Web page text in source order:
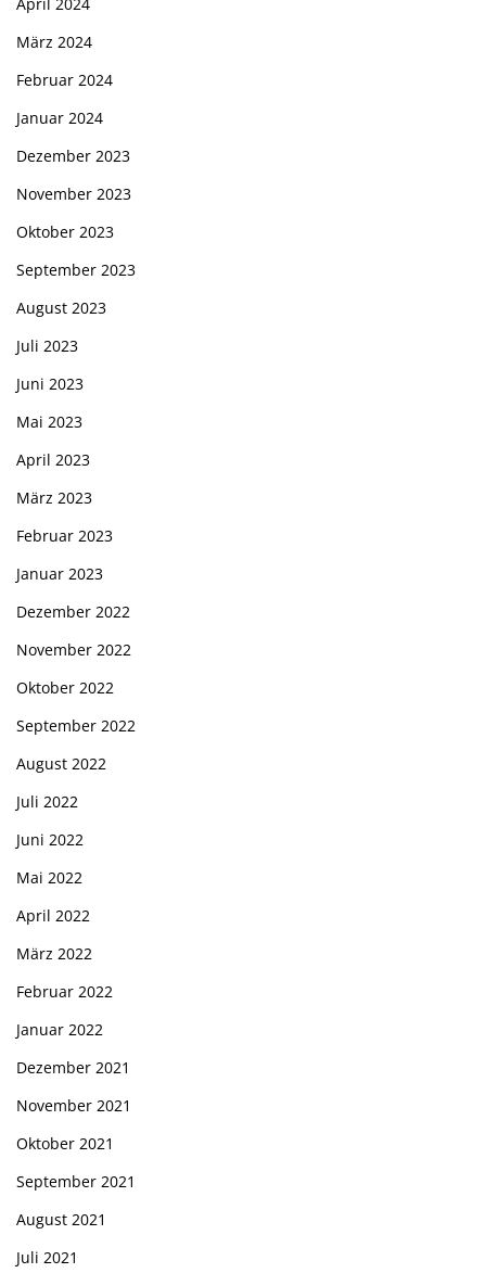
März 2024
Februar 2024
Januar 2024
Dezember 2023
November 2023
Oktober 2023
September 2023
August 2023
Juli 2023
Juni 2023
Mai 2023
April 2023
März 2023
Februar 2023
Januar 2023
Dezember 2022
November 2022
Oktober 2022
September 2022
August 2022
Juli 2022
Juni 2022
Mai 2022
April 2022
März 2022
Februar 2022
Januar 2022
Dezember 2021
November 2021
Oktober 2021
September 2021
August 2021
Juli 2021